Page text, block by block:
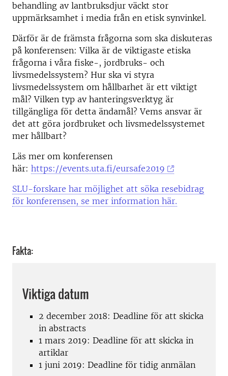
behandling av lantbruksdjur väckt stor
uppmärksamhet i media från en etisk synvinkel.
Därför är de främsta frågorna som ska diskuteras
på konferensen: Vilka är de viktigaste etiska
frågorna i våra fiske-, jordbruks- och
livsmedelssystem? Hur ska vi styra
livsmedelssystem om hållbarhet är ett viktigt
mål? Vilken typ av hanteringsverktyg är
tillgängliga för detta ändamål? Vems ansvar är
det att göra jordbruket och livsmedelssystemet
mer hållbart?
Läs mer om konferensen
här: https://events.uta.fi/eursafe2019
SLU-forskare har möjlighet att söka resebidrag
för konferensen, se mer information här.
Fakta:
Viktiga datum
2 december 2018: Deadline för att skicka
in abstracts
1 mars 2019: Deadline för att skicka in
artiklar
1 juni 2019: Deadline för tidig anmälan